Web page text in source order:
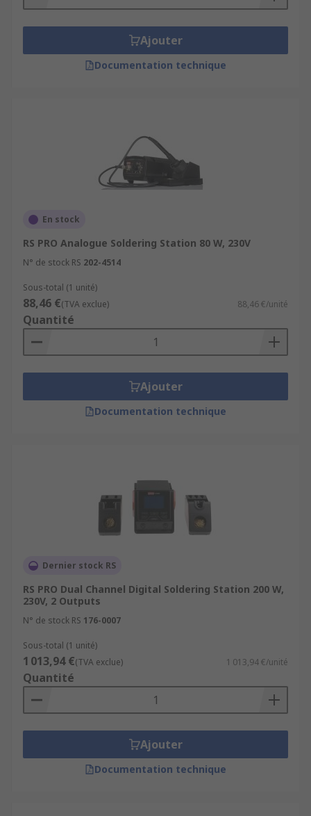
Ajouter
Documentation technique
En stock
RS PRO Analogue Soldering Station 80 W, 230V
N° de stock RS 202-4514
Sous-total (1 unité)
88,46 €(TVA exclue) 88,46 €/unité
Quantité
Ajouter
Documentation technique
Dernier stock RS
RS PRO Dual Channel Digital Soldering Station 200 W,
230V, 2 Outputs
N° de stock RS 176-0007
Sous-total (1 unité)
1 013,94 €(TVA exclue) 1 013,94 €/unité
Quantité
Ajouter
Documentation technique